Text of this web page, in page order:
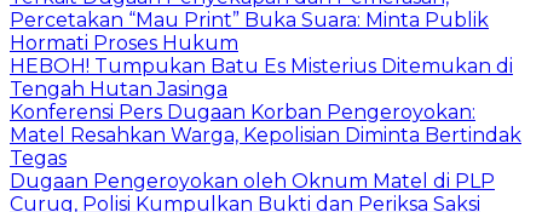
Percetakan “Mau Print” Buka Suara: Minta Publik
Hormati Proses Hukum
HEBOH! Tumpukan Batu Es Misterius Ditemukan di
Tengah Hutan Jasinga
Konferensi Pers Dugaan Korban Pengeroyokan:
Matel Resahkan Warga, Kepolisian Diminta Bertindak
Tegas
Dugaan Pengeroyokan oleh Oknum Matel di PLP
Curug, Polisi Kumpulkan Bukti dan Periksa Saksi